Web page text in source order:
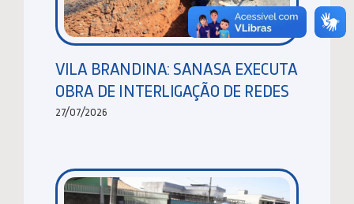
VILA BRANDINA: SANASA EXECUTA
OBRA DE INTERLIGAÇÃO DE REDES
27/07/2026